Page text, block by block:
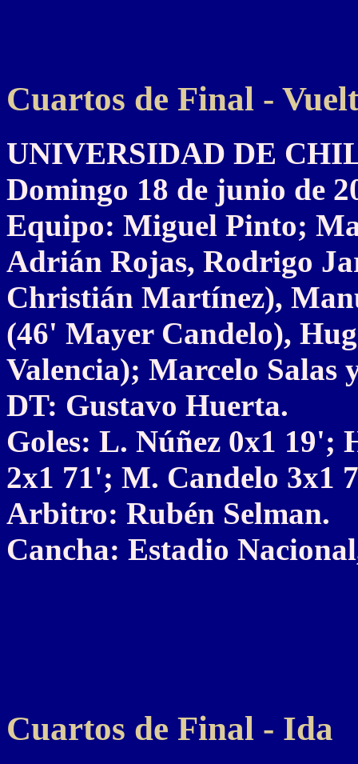
Cuartos de Final -
UNIVERSIDAD DE
Domingo 18 de junio de
Equipo: Miguel Pinto;
Adrián Rojas, Rodrigo
Christián Martínez),
(46' Mayer Candelo),
Valencia); Marcelo Salas
DT: Gustavo Huerta.
Goles: L. Núñez 0x1 19';
2x1 71'; M. Candelo 3x1
Arbitro: Rubén Selman.
Cancha: Estadio
Cuartos de Final - Ida